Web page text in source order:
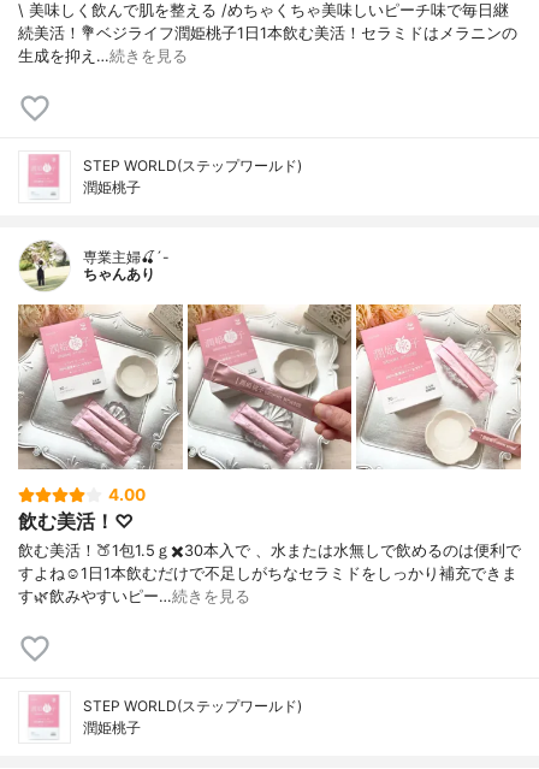
\ 美味しく飲んで肌を整える /⁡⁡めちゃくちゃ美味しいピーチ味で毎日継
続美活！⁡⁡💐ベジライフ潤姫桃子⁡⁡⁡1日1本飲む美活！⁡セラミドはメラニンの
生成を抑え…続きを見る
STEP WORLD(ステップワールド)
潤姫桃子
専業主婦🍒´-
ちゃんあり
4.00
飲む美活！♡
飲む美活！🍑1包1.5ｇ✖️30本入で 、水または水無しで飲めるのは便利で
すよね☺️1日1本飲むだけで不足しがちなセラミドをしっかり補充できま
す🌿飲みやすいピー…続きを見る
STEP WORLD(ステップワールド)
潤姫桃子